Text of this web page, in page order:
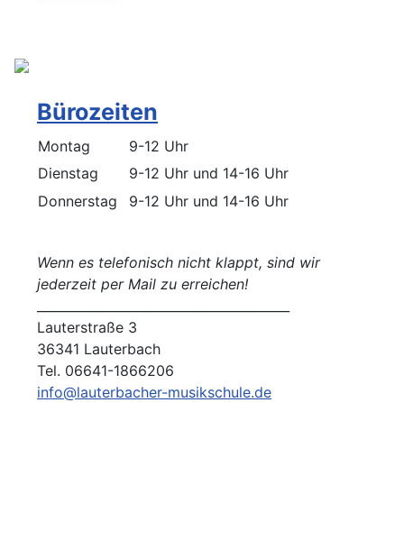
Bürozeiten
Montag
9-12 Uhr
Dienstag
9-12 Uhr und 14-16 Uhr
Donnerstag
9-12 Uhr und 14-16 Uhr
Wenn es telefonisch nicht klappt, sind wir
jederzeit per Mail zu erreichen!
Lauterstraße 3
36341 Lauterbach
Tel. 06641-1866206
info@lauterbacher-musikschule.de